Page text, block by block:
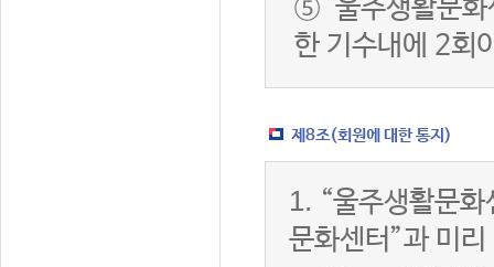
⑤ "울주생활문화
한 기수내에 2회
제8조(회원에 대한 통지)
1. “울주생활문
문화센터”과 미